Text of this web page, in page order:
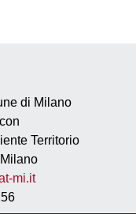
di Milano
Territorio
mi.it